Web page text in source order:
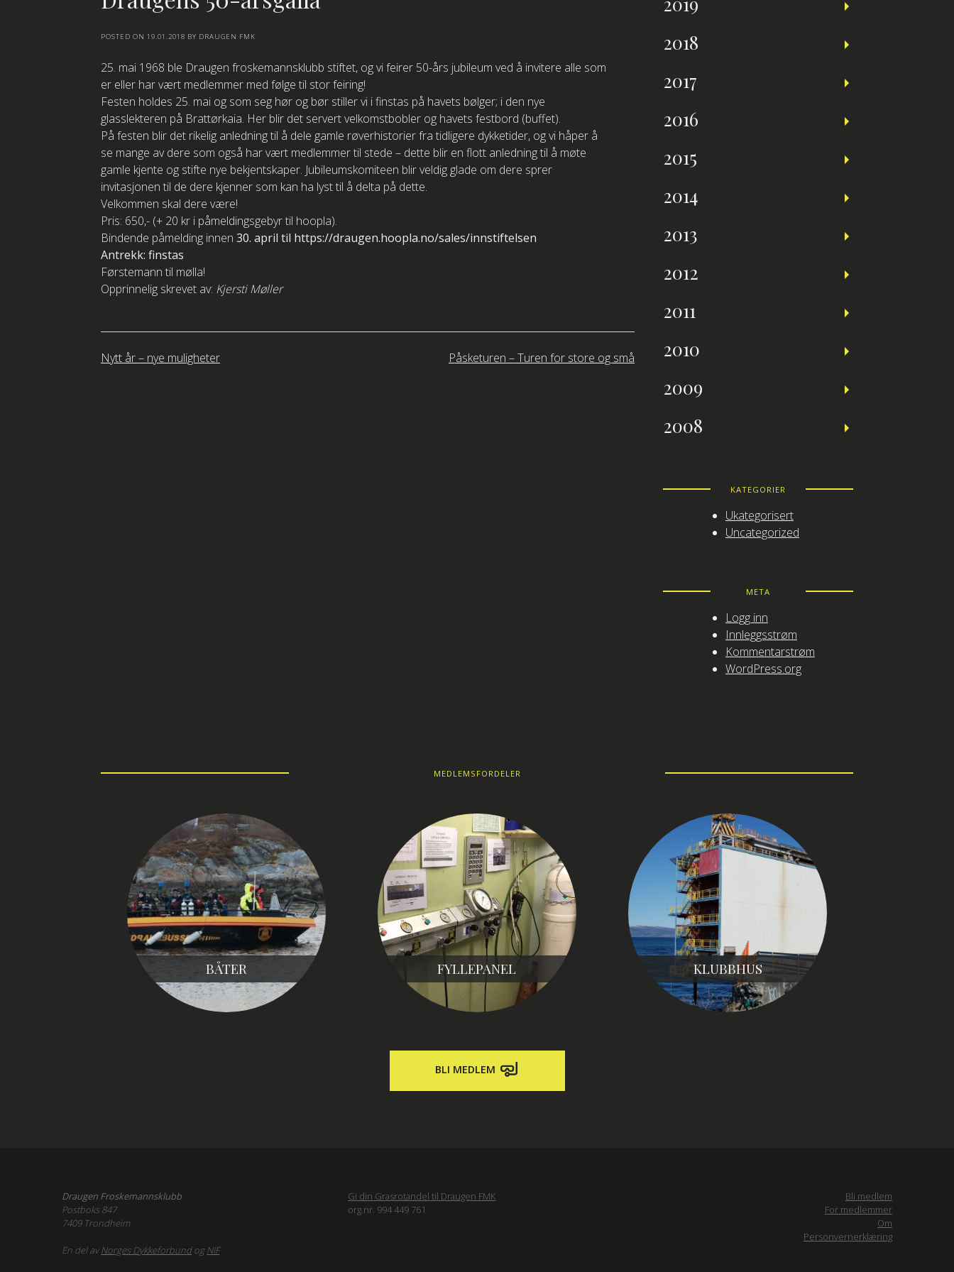
POSTED ON 19.01.2018 BY DRAUGEN FMK
25. mai 1968 ble Draugen froskemannsklubb stiftet, og vi feirer 50-års jubileum ved å invitere alle som
er eller har vært medlemmer med følge til stor feiring!
Festen holdes 25. mai og som seg hør og bør stiller vi i finstas på havets bølger; i den nye
glasslekteren på Brattørkaia. Her blir det servert velkomstbobler og havets festbord (buffet).
På festen blir det rikelig anledning til å dele gamle røverhistorier fra tidligere dykketider, og vi håper å
se mange av dere som også har vært medlemmer til stede – dette blir en flott anledning til å møte
gamle kjente og stifte nye bekjentskaper. Jubileumskomiteen blir veldig glade om dere sprer
invitasjonen til de dere kjenner som kan ha lyst til å delta på dette.
Velkommen skal dere være!
Pris: 650,- (+ 20 kr i påmeldingsgebyr til hoopla).
Bindende påmelding innen 30. april til https://draugen.hoopla.no/sales/innstiftelsen
Antrekk: finstas
Førstemann til mølla!
Opprinnelig skrevet av: Kjersti Møller
Innleggsnavigasjon
Nytt år – nye muligheter Påsketuren – Turen for store og små
2018
2017
2016
2015
2014
2013
2012
2011
2010
2009
2008
KATEGORIER
Ukategorisert
Uncategorized
META
Logg inn
Innleggsstrøm
Kommentarstrøm
WordPress.org
MEDLEMSFORDELER
BÅTER FYLLEPANEL KLUBBHUS
BLI MEDLEM
Draugen Froskemannsklubb
Postboks 847
7409 Trondheim
En del avNorges DykkeforbundogNIF
Gi din Grasrotandel til Draugen FMK
org.nr. 994 449 761
Bli medlem
For medlemmer
Om
Personvernerklæring